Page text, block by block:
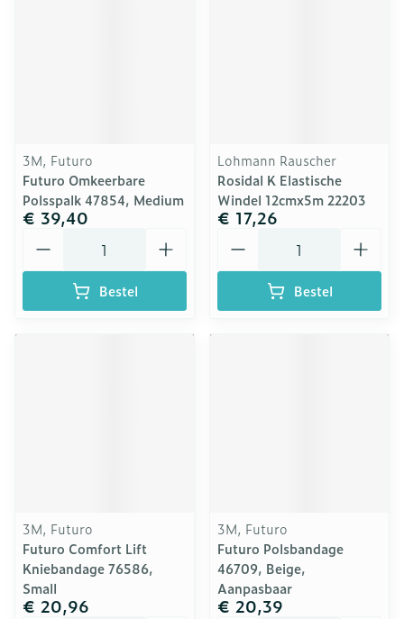
3M, Futuro
Futuro Omkeerbare
Polsspalk 47854, Medium
€ 39,40
Bestel
Lohmann Rauscher
Rosidal K Elastische
Windel 12cmx5m 22203
€ 17,26
Bestel
3M, Futuro
Futuro Comfort Lift
Kniebandage 76586,
Small
€ 20,96
3M, Futuro
Futuro Polsbandage
46709, Beige,
Aanpasbaar
€ 20,39